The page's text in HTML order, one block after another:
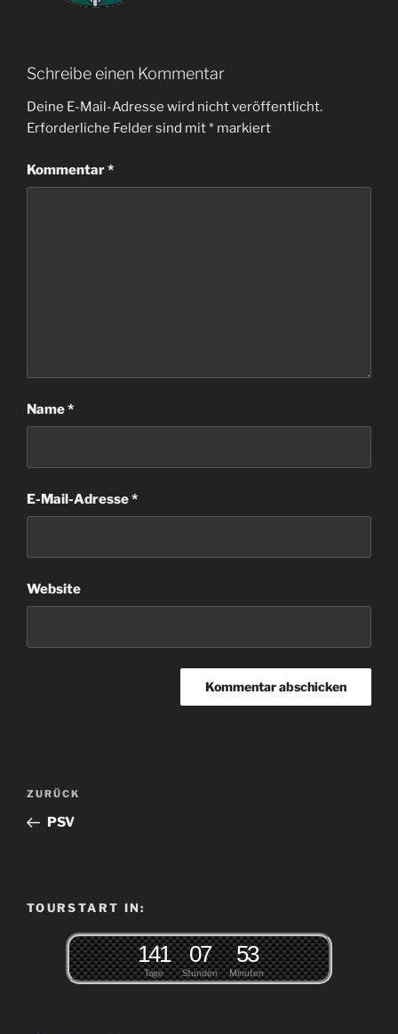
Schreibe einen Kommentar
Deine E-Mail-Adresse wird nicht veröffentlicht.
Erforderliche Felder sind mit* markiert
Kommentar*
Name*
E-Mail-Adresse*
Website
Beitragsnavigation
Vorheriger
Beitrag
ZURÜCK
PSV
TOURSTART IN:
Tage
141
Stunden
07
Minuten
53